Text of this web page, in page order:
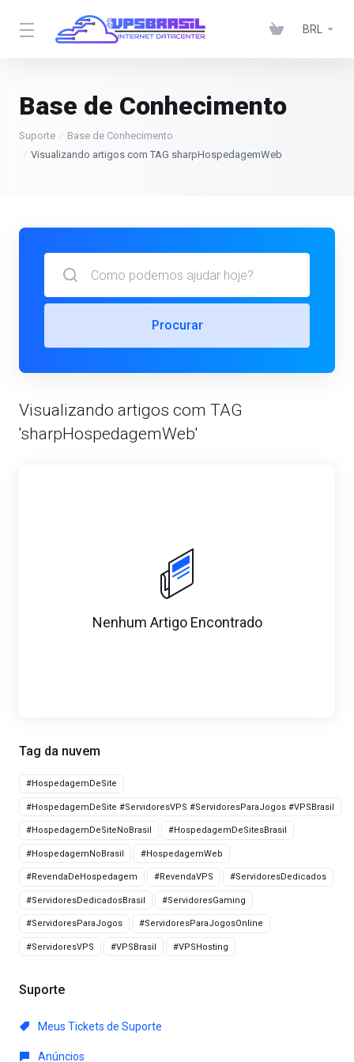
BRL
Base de Conhecimento
Suporte
Base de Conhecimento
Visualizando artigos com TAG sharpHospedagemWeb
Tag da nuvem
#HospedagemDeSite
#HospedagemDeSite #ServidoresVPS #ServidoresParaJogos #VPSBrasil
#HospedagemDeSiteNoBrasil #HospedagemDeSitesBrasil
#HospedagemNoBrasil #HospedagemWeb
#RevendaDeHospedagem #RevendaVPS #ServidoresDedicados
#ServidoresDedicadosBrasil #ServidoresGaming
#ServidoresParaJogos #ServidoresParaJogosOnline
#ServidoresVPS #VPSBrasil #VPSHosting
Suporte
Meus Tickets de Suporte
Anúncios
Procurar
Visualizando artigos com TAG
'sharpHospedagemWeb'
Nenhum Artigo Encontrado